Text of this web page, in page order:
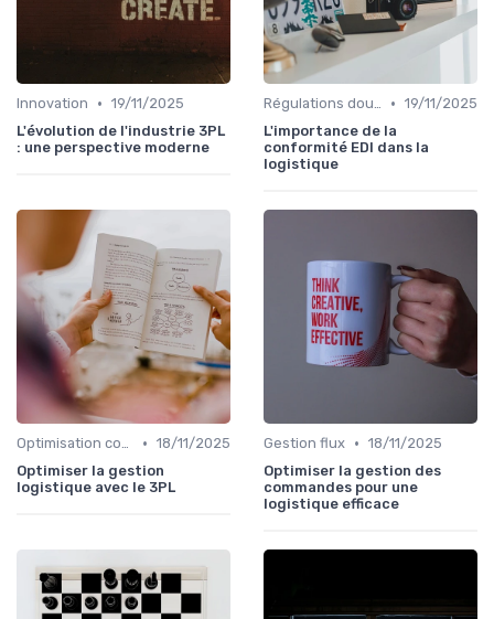
Innovation • 19/11/2025
L'évolution de l'industrie 3PL
: une perspective moderne
Régulations douanières • 19/11/2025
L'importance de la
conformité EDI dans la
logistique
Optimisation coûts • 18/11/2025
Optimiser la gestion
logistique avec le 3PL
Gestion flux • 18/11/2025
Optimiser la gestion des
commandes pour une
logistique efficace